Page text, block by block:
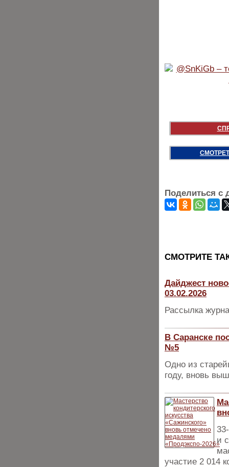
Поделиться с
CМОТРИТЕ
Дайджест
03.02.2026
Рассылка
В Саранске
№5
Одно из
году, вновь
и
участие 2 014